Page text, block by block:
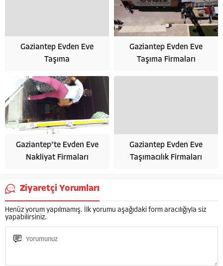
Gaziantep Evden Eve
Taşıma
Gaziantep Evden Eve
Taşıma Firmaları
Gaziantep’te Evden Eve
Nakliyat Firmaları
Gaziantep Evden Eve
Taşımacılık Firmaları
Ziyaretçi Yorumları
Henüz yorum yapılmamış. İlk yorumu aşağıdaki form aracılığıyla siz
yapabilirsiniz.